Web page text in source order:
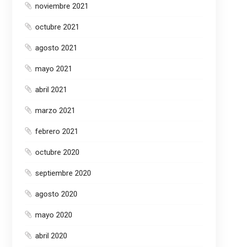
noviembre 2021
octubre 2021
agosto 2021
mayo 2021
abril 2021
marzo 2021
febrero 2021
octubre 2020
septiembre 2020
agosto 2020
mayo 2020
abril 2020